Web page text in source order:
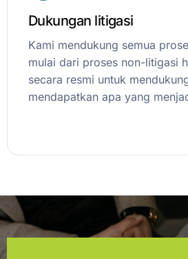
Dukungan litigasi
Kami mendukung semua
mulai dari proses non-litigasi
secara resmi untuk
mendapatkan apa yang